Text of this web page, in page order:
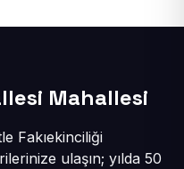
Mahallesi
Fakıekinciliği
ulaşın; yılda 50